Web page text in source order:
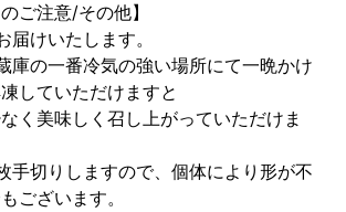
ご注意/その他】
けいたします。
庫の一番冷気の強い場所にて一晩かけ
していただけますと
く美味しく召し上がっていただけま
手切りしますので、個体により形が不
ございます。